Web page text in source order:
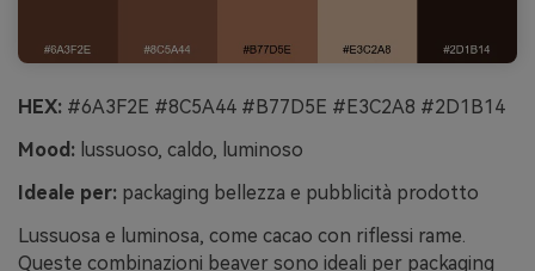
HEX: #6A3F2E #8C5A44 #B77D5E #E3C2A8 #2D1B14
Mood: lussuoso, caldo, luminoso
Ideale per: packaging bellezza e pubblicità prodotto
Lussuosa e luminosa, come cacao con riflessi rame.
Queste combinazioni beaver sono ideali per packaging